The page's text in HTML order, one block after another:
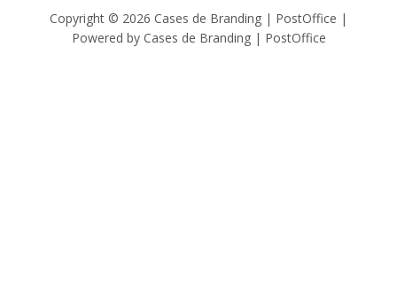
Copyright © 2026 Cases de Branding | PostOffice |
Powered by Cases de Branding | PostOffice